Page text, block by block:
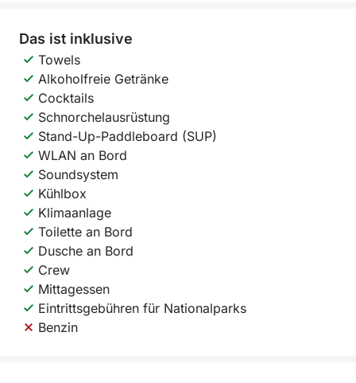
Das ist inklusive
Towels
Alkoholfreie Getränke
Cocktails
Schnorchelausrüstung
Stand-Up-Paddleboard (SUP)
WLAN an Bord
Soundsystem
Kühlbox
Klimaanlage
Toilette an Bord
Dusche an Bord
Crew
Mittagessen
Eintrittsgebühren für Nationalparks
Benzin